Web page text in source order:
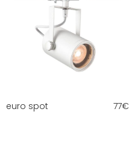
euro spot 77€